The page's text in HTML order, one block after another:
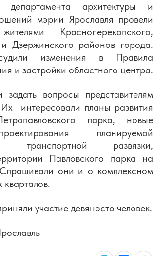
департамента архитектуры и
мэрии Ярославля провели
Красноперекопского,
Дзержинского районов города.
изменения в Правила
и застройки областного центра.
задать вопросы представителям
интересовали планы развития
парка, новые
планируемой
транспортной развязки,
Павловского парка на
они и о комплексном
кварталов.
участие девяносто человек.